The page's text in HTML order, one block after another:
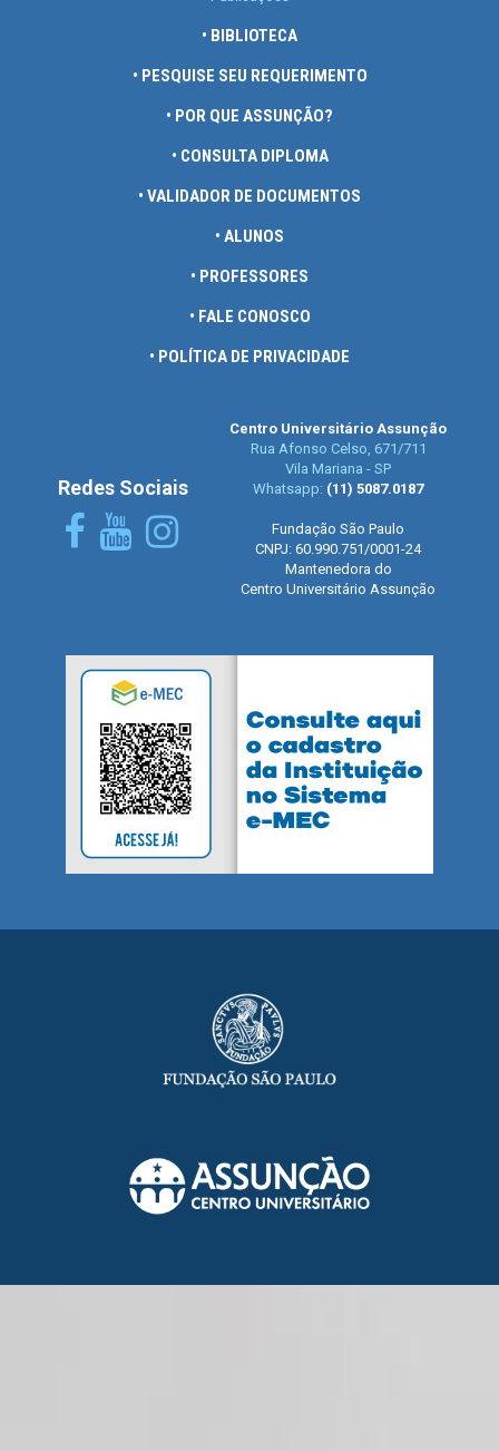
• BIBLIOTECA
• PESQUISE SEU REQUERIMENTO
• POR QUE ASSUNÇÃO?
• CONSULTA DIPLOMA
• VALIDADOR DE DOCUMENTOS
• ALUNOS
• PROFESSORES
• FALE CONOSCO
• POLÍTICA DE PRIVACIDADE
Redes Sociais
Centro Universitário Assunção
Rua Afonso Celso, 671/711
Vila Mariana - SP
Whatsapp: (11) 5087.0187
Fundação São Paulo
CNPJ: 60.990.751/0001-24
Mantenedora do
Centro Universitário Assunção